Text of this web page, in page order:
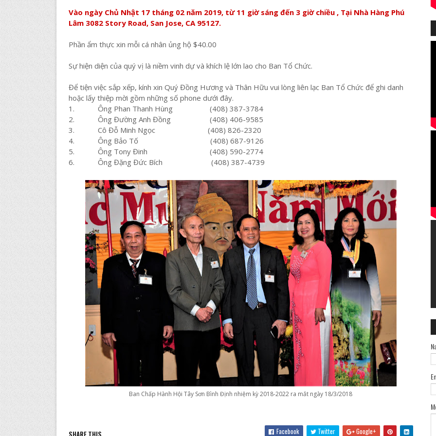
Vào ngày Chủ Nhật 17 tháng 02 năm 2019, từ 11 giờ sáng đến 3 giờ chiều , Tại Nhà Hàng Phú
Lâm 3082 Story Road, San Jose, CA 95127.
Phần ẩm thực xin mỗi cá nhân ủng hộ $40.00
Sự hiện diện của quý vị là niềm vinh dự và khích lệ lớn lao cho Ban Tổ Chức.
Để tiện việc sắp xếp, kính xin Quý Đồng Hương và Thân Hữu vui lòng liên lạc Ban Tổ Chức để ghi danh
hoặc lấy thiệp mời gồm những số phone dưới đây.
1. Ông Phan Thanh Hùng (408) 387-3784
2. Ông Đường Anh Đồng (408) 406-9585
3. Cô Đỗ Minh Ngọc (408) 826-2320
4. Ông Bảo Tố (408) 687-9126
5. Ông Tony Đinh (408) 590-2774
6. Ông Đặng Đức Bích (408) 387-4739
Ban Chấp Hành Hội Tây Sơn Bình Định nhiệm kỳ 2018-2022 ra mắt ngày 18/3/2018
SHARE THIS Facebook Twitter Google+